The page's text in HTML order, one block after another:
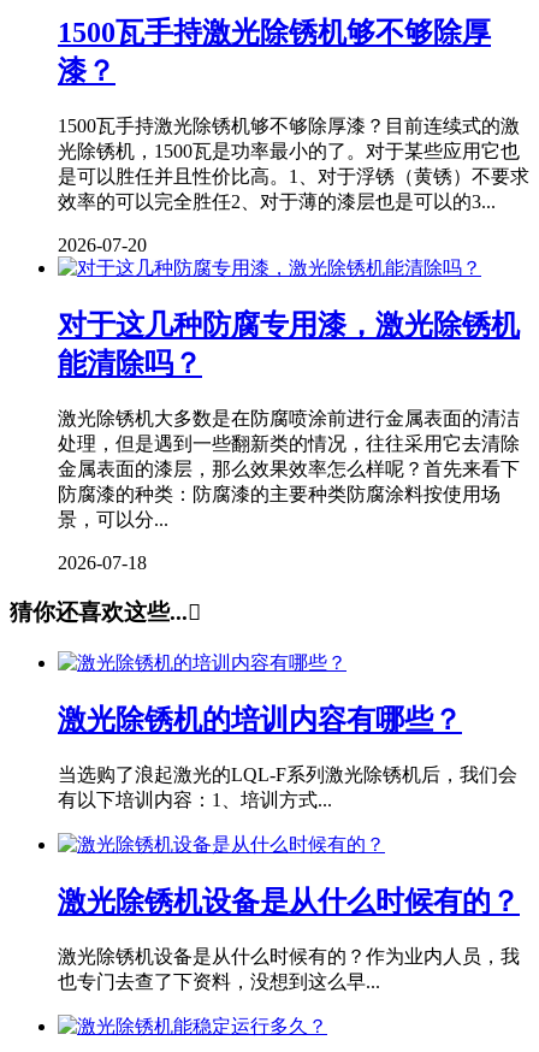
1500瓦手持激光除锈机够不够除厚
漆？
1500瓦手持激光除锈机够不够除厚漆？目前连续式的激
光除锈机，1500瓦是功率最小的了。对于某些应用它也
是可以胜任并且性价比高。1、对于浮锈（黄锈）不要求
效率的可以完全胜任2、对于薄的漆层也是可以的3...
2026-07-20
对于这几种防腐专用漆，激光除锈机
能清除吗？
激光除锈机大多数是在防腐喷涂前进行金属表面的清洁
处理，但是遇到一些翻新类的情况，往往采用它去清除
金属表面的漆层，那么效果效率怎么样呢？首先来看下
防腐漆的种类：防腐漆的主要种类防腐涂料按使用场
景，可以分...
2026-07-18
猜你还喜欢这些...
激光除锈机的培训内容有哪些？
当选购了浪起激光的LQL-F系列激光除锈机后，我们会
有以下培训内容：1、培训方式...
激光除锈机设备是从什么时候有的？
激光除锈机设备是从什么时候有的？作为业内人员，我
也专门去查了下资料，没想到这么早...